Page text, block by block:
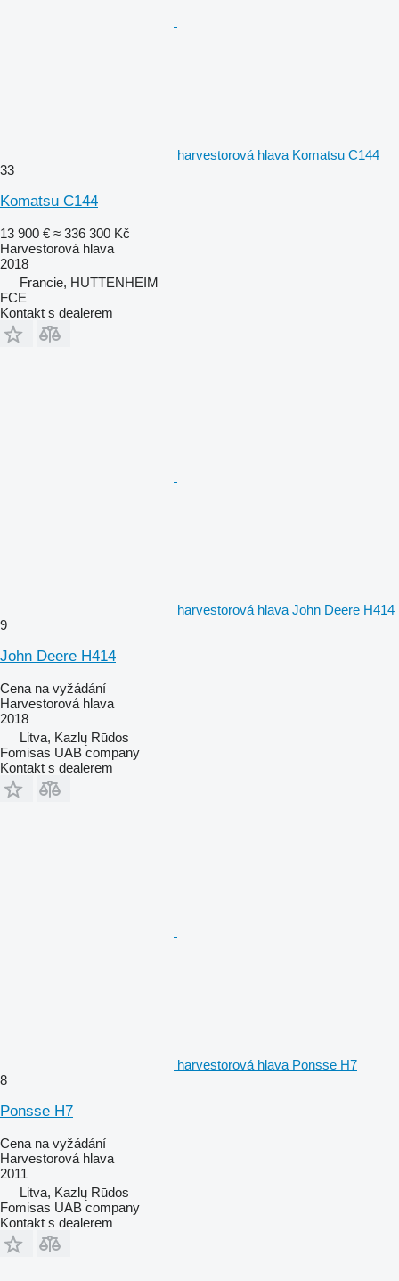
harvestorová hlava Komatsu C144
33
Komatsu C144
13 900 € ≈ 336 300 Kč
Harvestorová hlava
2018
Francie, HUTTENHEIM
FCE
Kontakt s dealerem
harvestorová hlava John Deere H414
9
John Deere H414
Cena na vyžádání
Harvestorová hlava
2018
Litva, Kazlų Rūdos
Fomisas UAB company
Kontakt s dealerem
harvestorová hlava Ponsse H7
8
Ponsse H7
Cena na vyžádání
Harvestorová hlava
2011
Litva, Kazlų Rūdos
Fomisas UAB company
Kontakt s dealerem